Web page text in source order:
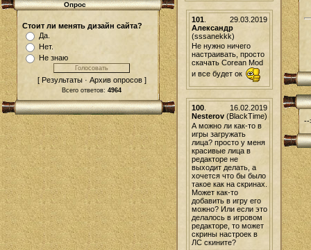
Опрос
Стоит ли менять дизайн сайта?
Да.
Нет.
Не знаю
[ Результаты · Архив опросов ]
Всего ответов: 4964
29.03.2019
101.
Александр
(sssanekkk)
Не нужно ничего
настраивать, просто
скачать Corean Mod
и все будет ок
16.02.2019
100.
Nesterov(BlackTime)
А можно ли как-то в
игры загружать
лица? просто у меня
красивые лица в
редакторе не
выходит делать, а
хочется что бы было
такое как на скринах.
Может как-то
добавить в игру его
можно? Или если это
делалось в игровом
редакторе, то может
скрины настроек в
ЛС скините?
--